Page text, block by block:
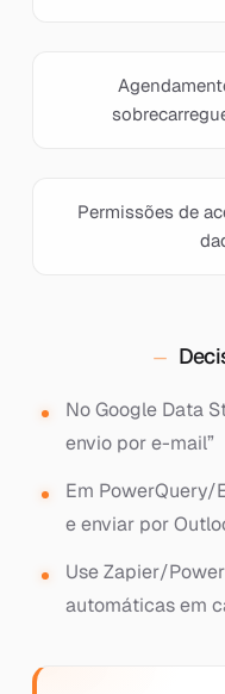
Permissões de
No Google Data
envio por e-mail”
Em PowerQuery/
e enviar por
Use Zapier/
automáticas em